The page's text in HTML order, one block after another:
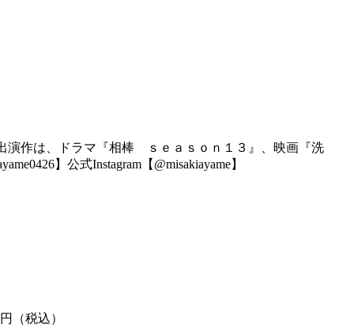
演作は、ドラマ『相棒 ｓｅａｓｏｎ１３』、映画『洗
】公式Instagram【@misakiayame】
（税込）